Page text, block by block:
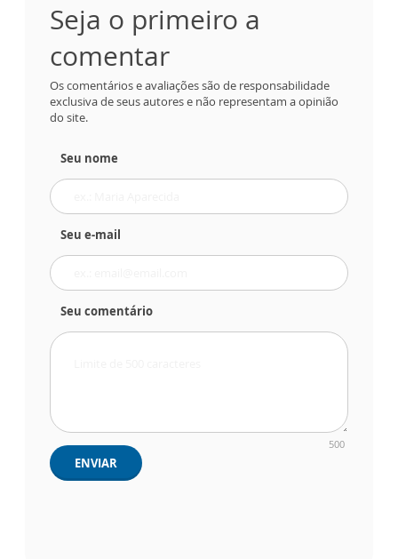
Seja o primeiro a
comentar
Os comentários e avaliações são de responsabilidade
exclusiva de seus autores e não representam a opinião
do site.
Seu nome
Seu e-mail
Seu comentário
500
ENVIAR